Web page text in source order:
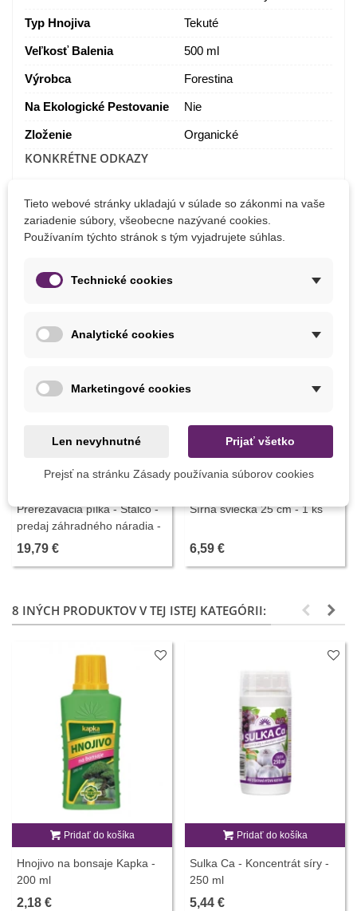
Typ Hnojiva Tekuté
Veľkosť Balenia 500 ml
Výrobca Forestina
Na Ekologické Pestovanie Nie
Zloženie Organické
KONKRÉTNE ODKAZY
Pridať do košíka
Prerezávacia pílka - Stalco -
predaj záhradného náradia -
1 ks
19,79 €
Pridať do košíka
Sírna sviečka 25 cm - 1 ks
6,59 €
8 INÝCH PRODUKTOV V TEJ ISTEJ KATEGÓRII:
Pridať do košíka
Hnojivo na bonsaje Kapka -
200 ml
2,18 €
Pridať do košíka
Sulka Ca - Koncentrát síry -
250 ml
5,44 €
Tieto webové stránky ukladajú v súlade so zákonmi na vaše
zariadenie súbory, všeobecne nazývané cookies.
Používaním týchto stránok s tým vyjadrujete súhlas.
Technické cookies
Analytické cookies
Marketingové cookies
Len nevyhnutné Prijať všetko
Prejsť na stránku Zásady používania súborov cookies